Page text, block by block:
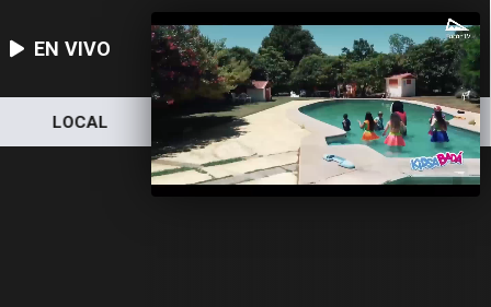
EN VIVO
LOCAL NACIONAL DEPORTES